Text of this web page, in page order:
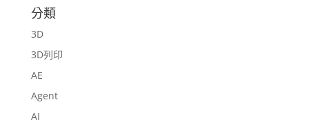
分類
3D
3D列印
AE
Agent
AI